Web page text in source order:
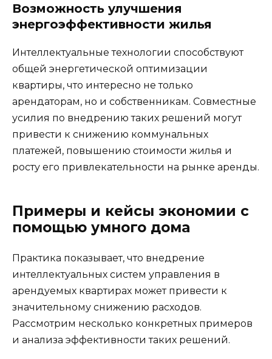
Возможность улучшения
энергоэффективности жилья
Интеллектуальные технологии способствуют
общей энергетической оптимизации
квартиры, что интересно не только
арендаторам, но и собственникам. Совместные
усилия по внедрению таких решений могут
привести к снижению коммунальных
платежей, повышению стоимости жилья и
росту его привлекательности на рынке аренды.
Примеры и кейсы экономии с
помощью умного дома
Практика показывает, что внедрение
интеллектуальных систем управления в
арендуемых квартирах может привести к
значительному снижению расходов.
Рассмотрим несколько конкретных примеров
и анализа эффективности таких решений.